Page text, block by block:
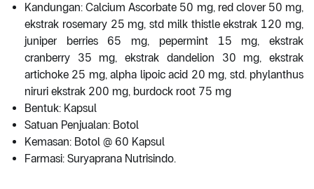
Kandungan: Calcium Ascorbate 50 mg, red clover 50 mg,
ekstrak rosemary 25 mg, std milk thistle ekstrak 120 mg,
juniper berries 65 mg, pepermint 15 mg, ekstrak
cranberry 35 mg, ekstrak dandelion 30 mg, ekstrak
artichoke 25 mg, alpha lipoic acid 20 mg, std. phylanthus
niruri ekstrak 200 mg, burdock root 75 mg
Bentuk: Kapsul
Satuan Penjualan: Botol
Kemasan: Botol @ 60 Kapsul
Farmasi: Suryaprana Nutrisindo.